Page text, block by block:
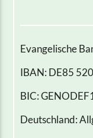
Evangelische
IBAN: DE85
BIC:
Deutschland: